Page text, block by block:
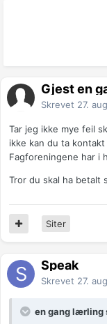
Gjest en
Skrevet 27.
Tar jeg ikke mye feil
ikke kan du ta
Fagforeningene har i
Tror du skal ha betalt
Siter
Speak
Skrevet 27.
en gang lærling